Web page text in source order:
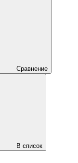
Сравнение
В список